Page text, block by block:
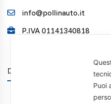
info@pollinauto.it
P.IVA 01141340818
DISCLAIMER
Puoi